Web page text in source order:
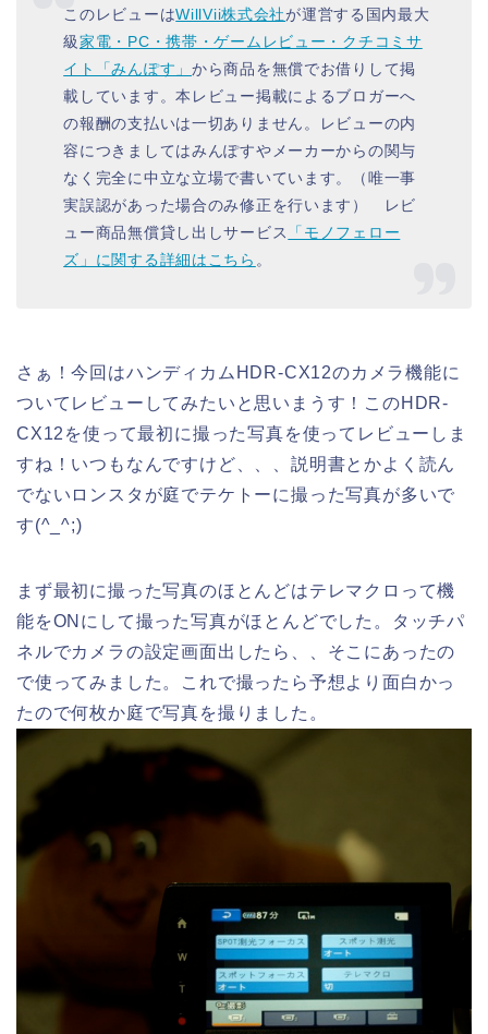
このレビューはWillVii株式会社が運営する国内最大
級家電・PC・携帯・ゲームレビュー・クチコミサ
イト「みんぽす」 から商品を無償でお借りして掲
載しています。本レビュー掲載によるブロガーへ
の報酬の支払いは一切ありません。レビューの内
容につきましてはみんぽすやメーカーからの関与
なく完全に中立な立場で書いています。（唯一事
実誤認があった場合のみ修正を行います） レビ
ュー商品無償貸し出しサービス
「モノフェロー
ズ」に関する詳細はこちら 。
さぁ！今回はハンディカムHDR-CX12のカメラ機能に
ついてレビューしてみたいと思いまうす！このHDR-
CX12を使って最初に撮った写真を使ってレビューしま
すね！いつもなんですけど、、、説明書とかよく読ん
でないロンスタが庭でテケトーに撮った写真が多いで
す(^_^;)
まず最初に撮った写真のほとんどはテレマクロって機
能をONにして撮った写真がほとんどでした。タッチパ
ネルでカメラの設定画面出したら、、そこにあったの
で使ってみました。これで撮ったら予想より面白かっ
たので何枚か庭で写真を撮りました。